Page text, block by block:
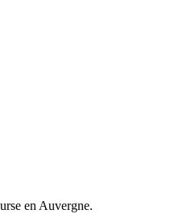
en Auvergne.